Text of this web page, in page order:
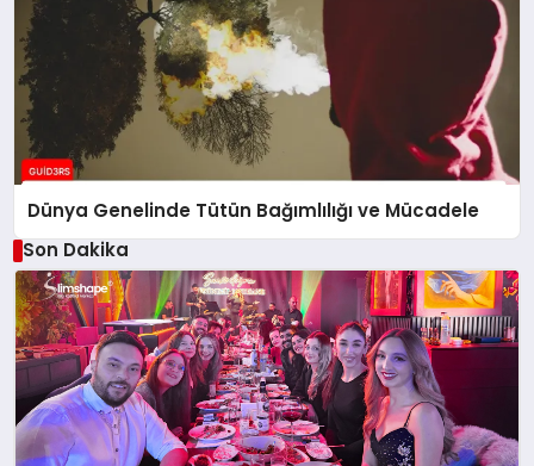
Dünya Genelinde Tütün Bağımlılığı ve Mücadele
Son Dakika